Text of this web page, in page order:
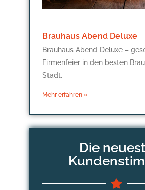
Brauhaus Abend Deluxe
Brauhaus Abend Deluxe –
Firmenfeier in den besten
Stadt.
Mehr erfahren »
Die